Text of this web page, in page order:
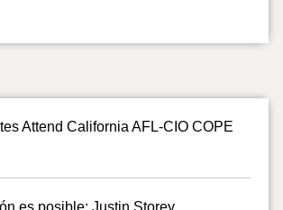
Attend California AFL-CIO COPE
es posible: Justin Storey,